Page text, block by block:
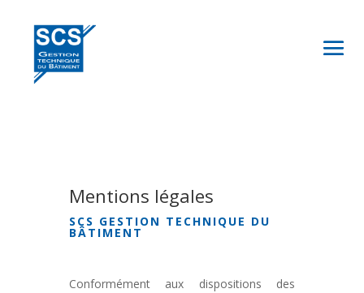
Mentions légales
SCS GESTION TECHNIQUE DU
BÂTIMENT
Conformément aux dispositions des